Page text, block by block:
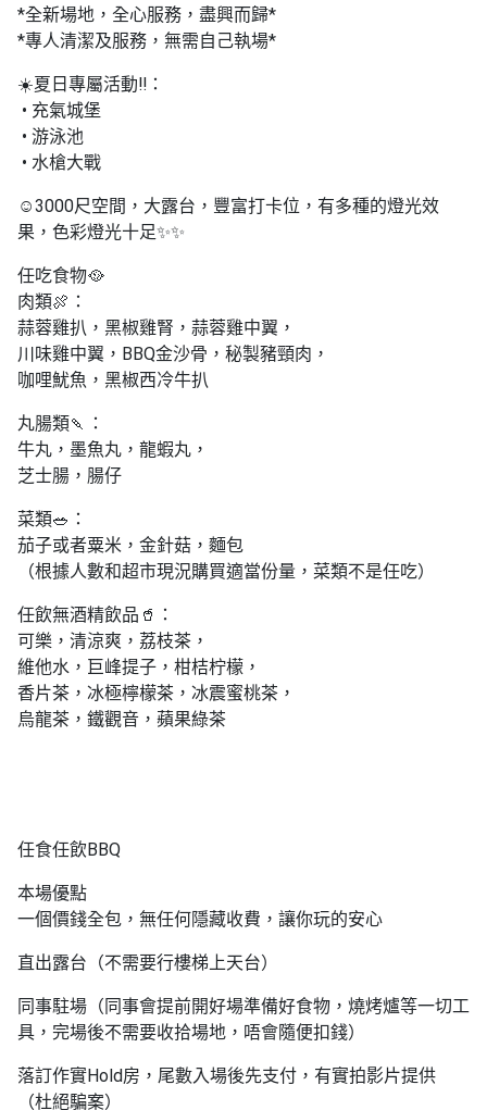
*全新場地，全心服務，盡興而歸*
*專人清潔及服務，無需自己執場*
☀️夏日專屬活動‼️：
• 充氣城堡
• 游泳池
• 水槍大戰
☺️3000尺空間，大露台，豐富打卡位，有多種的燈光效
果，色彩燈光十足✨✨
任吃食物🥘
肉類🍖：
蒜蓉雞扒，黑椒雞腎，蒜蓉雞中翼，
川味雞中翼，BBQ金沙骨，秘製豬頸肉，
咖哩魷魚，黑椒西冷牛扒
丸腸類🍡：
牛丸，墨魚丸，龍蝦丸，
芝士腸，腸仔
菜類🥗：
茄子或者粟米，金針菇，麵包
（根據人數和超市現況購買適當份量，菜類不是任吃）
任飲無酒精飲品🥤：
可樂，清涼爽，荔枝茶，
維他水，巨峰提子，柑桔柠檬，
香片茶，冰極檸檬茶，冰震蜜桃茶，
烏龍茶，鐵觀音，蘋果綠茶
任食任飲BBQ
本場優點
一個價錢全包，無任何隱藏收費，讓你玩的安心
直出露台（不需要行樓梯上天台）
同事駐場（同事會提前開好場準備好食物，燒烤爐等一切工
具，完場後不需要收拾場地，唔會隨便扣錢）
落訂作實Hold房，尾數入場後先支付，有實拍影片提供
（杜絕騙案）